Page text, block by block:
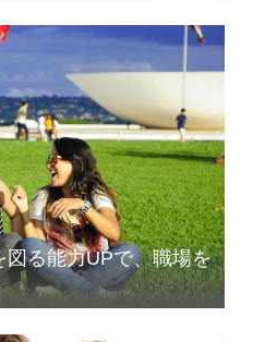
る能力UPで、職場を